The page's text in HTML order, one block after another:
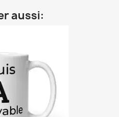
aussi: